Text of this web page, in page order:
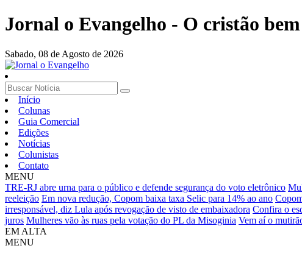
Jornal o Evangelho - O cristão
Sabado, 08 de Agosto de 2026
Início
Colunas
Guia Comercial
Edições
Notícias
Colunistas
Contato
MENU
TRE-RJ abre urna para o público e defende segurança do voto eletrônico
reeleição Em nova redução, Copom baixa taxa Selic para 14% ao ano
irresponsável, diz Lula após revogação de visto de embaixadora Confira o
juros Mulheres vão às ruas pela votação do PL da Misoginia Vem aí o
EM ALTA
MENU